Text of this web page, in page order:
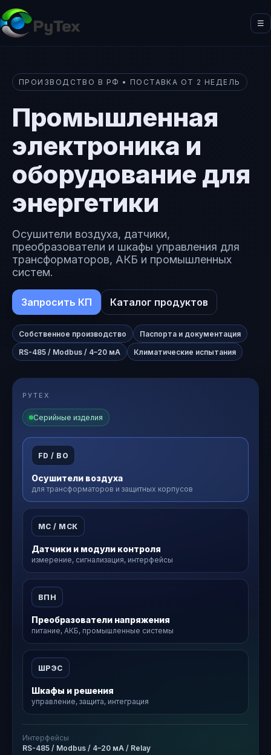
☰
ПРОИЗВОДСТВО В РФ • ПОСТАВКА ОТ 2 НЕДЕЛЬ
Промышленная
электроника и
оборудование для
энергетики
Осушители воздуха, датчики,
преобразователи и шкафы управления для
трансформаторов, АКБ и промышленных
систем.
Запросить КП Каталог продуктов
Собственное производство
Паспорта и документация
RS-485 / Modbus / 4–20 мА
Климатические испытания
РУТЕХ
Серийные изделия
FD / ВО
Осушители воздуха
для трансформаторов и защитных корпусов
МС / МСК
Датчики и модули контроля
измерение, сигнализация, интерфейсы
ВПН
Преобразователи напряжения
питание, АКБ, промышленные системы
ШРЭС
Шкафы и решения
управление, защита, интеграция
Интерфейсы
RS-485 / Modbus / 4–20 мА / Relay